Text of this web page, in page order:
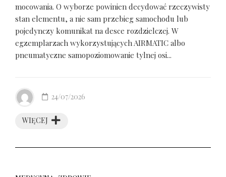
mocowania. O wyborze powinien decydować rzeczywisty
stan elementu, a nie sam przebieg samochodu lub
pojedynczy komunikat na desce rozdzielczej. W
egzemplarzach wykorzystujących AIRMATIC albo
pneumatyczne samopoziomowanie tylnej osi...
WIĘCEJ
24/07/2026